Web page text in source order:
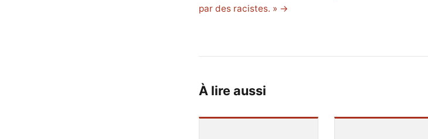
par des racistes. » →
À lire aussi